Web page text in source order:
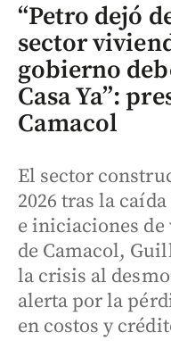
“Petro dejó
sector
gobierno
Casa Ya”:
Camacol
El sector
2026 tras la
e iniciaciones
de Camacol,
la crisis al
alerta por la
en costos y